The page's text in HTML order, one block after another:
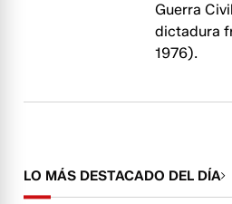
Guerra
dictadura
1976).
LO MÁS DESTACADO DEL DÍA